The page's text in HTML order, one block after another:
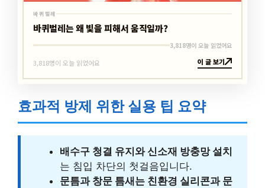
바퀴벌레
바퀴벌레는 왜 빛을 피해서 움직일까?
3,818명이 오늘 읽었어요
3,818명이 오늘 읽었어요 이 글 보기
효과적 방제 위한 실용 팁 요약
배수구 청결 유지와 신소재 방충망 설치
는 침입 차단의 첫걸음입니다.
문틈과 창문 틈새는 친환경 실리콘과 문